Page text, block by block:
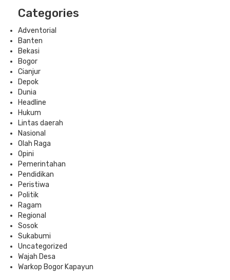
Categories
Adventorial
Banten
Bekasi
Bogor
Cianjur
Depok
Dunia
Headline
Hukum
Lintas daerah
Nasional
Olah Raga
Opini
Pemerintahan
Pendidikan
Peristiwa
Politik
Ragam
Regional
Sosok
Sukabumi
Uncategorized
Wajah Desa
Warkop Bogor Kapayun